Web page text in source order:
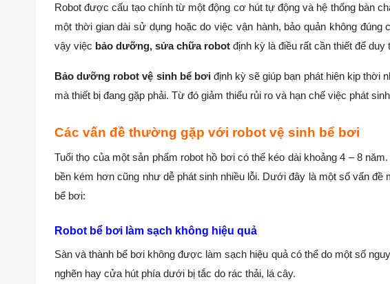
Robot được cấu tạo chính từ một động cơ hút tự động và hệ thống bàn
một thời gian dài sử dụng hoặc do việc vận hành, bảo quản không
vậy việc bảo dưỡng, sửa chữa robot định kỳ là điều rất cần thiết để
Bảo dưỡng robot vệ sinh bể bơiđịnh kỳ sẽ giúp bạn phát hiện kịp thời
mà thiết bị đang gặp phải. Từ đó giảm thiểu rủi ro và hạn chế việc phát
Các vấn đề thường gặp với robot vệ sinh bể bơi
Tuổi thọ của một sản phẩm robot hồ bơi có thể kéo dài khoảng 4 – 8
bền kém hơn cũng như dễ phát sinh nhiều lỗi. Dưới đây là một số vấn
bể bơi:
Robot bể bơi làm sạch không hiệu quả
Sàn và thành bể bơi không được làm sạch hiệu quả có thể do một số
nghẽn hay cửa hút phía dưới bị tắc do rác thải, lá cây.